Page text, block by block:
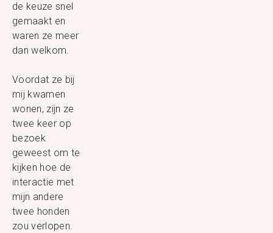
de keuze snel
gemaakt en
waren ze meer
dan welkom.
Voordat ze bij
mij kwamen
wonen, zijn ze
twee keer op
bezoek
geweest om te
kijken hoe de
interactie met
mijn andere
twee honden
zou verlopen.